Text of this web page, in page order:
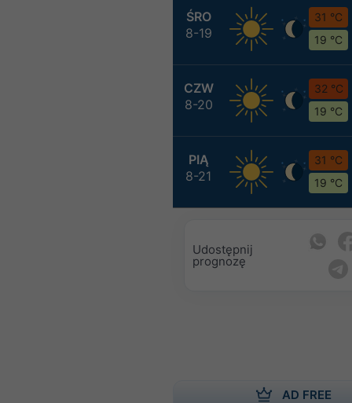
ŚRO
8-19
31 °C
19 °C
CZW
8-20
32 °C
19 °C
PIĄ
8-21
31 °C
19 °C
Udostępnij
prognozę
AD FREE